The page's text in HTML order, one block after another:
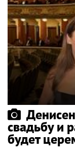
свадьбу и
будет